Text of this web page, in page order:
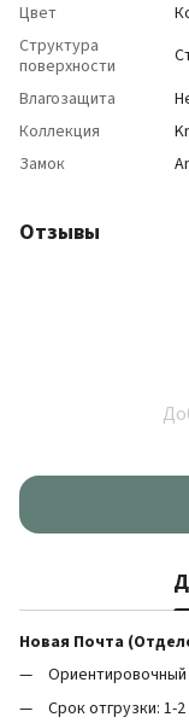
Цвет
Структура
поверхности
Влагозащита
Коллекция
Замок
Отзывы
Новая Почта
Срок отгрузки: 1-